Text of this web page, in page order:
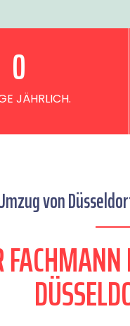
JÄHRLICH.
0
von